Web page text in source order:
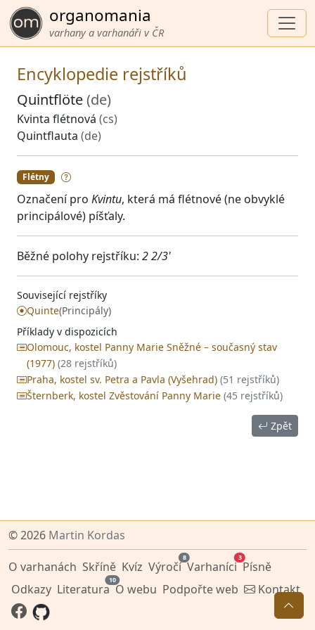
organomania
varhany a varhanáři v ČR
Encyklopedie rejstříků
Quintflöte(de)
Kvinta flétnová (cs)
Quintflauta (de)
Flétny
Označení pro Kvintu, která má flétnové (ne obvyklé
principálové) píšťaly.
Běžné polohy rejstříku: 2 2/3'
Související rejstříky
Quinte(Principály)
Příklady v dispozicích
Olomouc, kostel Panny Marie Sněžné – současný stav
(1977) (28 rejstříků)
Praha, kostel sv. Petra a Pavla (Vyšehrad) (51 rejstříků)
Šternberk, kostel Zvěstování Panny Marie (45 rejstříků)
Zpět
© 2026 Martin Kordas
O varhanách Skříně Kvíz Výročí
8
Varhaníci
3
Písně
Odkazy Literatura
10
O webu Podpořte web Kontakt